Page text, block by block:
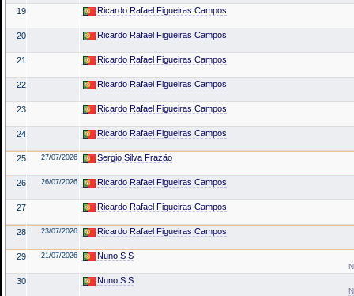
19 Ricardo Rafael Figueiras Campos
20 Ricardo Rafael Figueiras Campos
21 Ricardo Rafael Figueiras Campos
22 Ricardo Rafael Figueiras Campos
23 Ricardo Rafael Figueiras Campos
24 Ricardo Rafael Figueiras Campos
25 27/07/2026 Sergio Silva Frazão
26 26/07/2026 Ricardo Rafael Figueiras Campos
27 Ricardo Rafael Figueiras Campos
28 23/07/2026 Ricardo Rafael Figueiras Campos
29 21/07/2026 Nuno S S
30 Nuno S S